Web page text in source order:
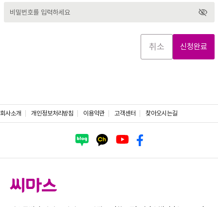
취소 신청완료
회사소개 개인정보처리방침 이용약관 고객센터 찾아오시는길